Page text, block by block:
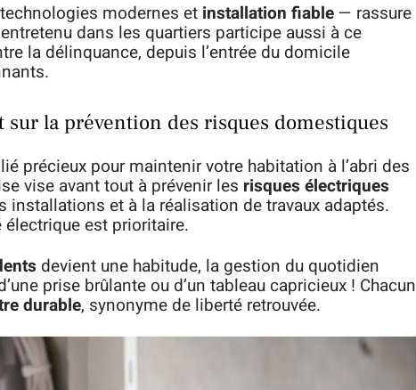
modernes et installation fiable— rassure
dans les quartiers participe aussi à ce
la délinquance, depuis l’entrée du domicile
la prévention des risques domestiques
précieux pour maintenir votre habitation à l’abri des
vise avant tout à prévenir les risques électriques
installations et à la réalisation de travaux adaptés.
est prioritaire.
devient une habitude, la gestion du quotidien
prise brûlante ou d’un tableau capricieux ! Chacun
durable, synonyme de liberté retrouvée.